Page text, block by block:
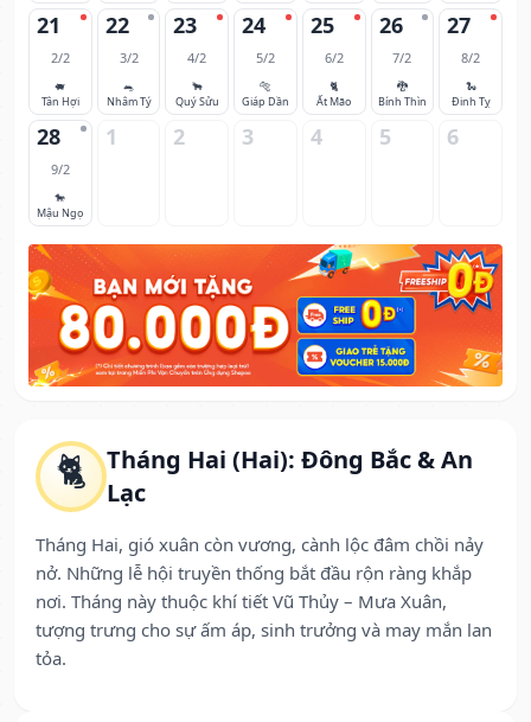
🐈
Tháng Hai (Hai): Đông Bắc & An
Lạc
Tháng Hai, gió xuân còn vương, cành lộc đâm chồi nảy
nở. Những lễ hội truyền thống bắt đầu rộn ràng khắp
nơi. Tháng này thuộc khí tiết Vũ Thủy – Mưa Xuân,
tượng trưng cho sự ấm áp, sinh trưởng và may mắn lan
tỏa.
21
2/2
🐖
Tân Hợi
22
3/2
🐀
Nhâm Tý
23
4/2
🐂
Quý Sửu
24
5/2
🐅
Giáp Dần
25
6/2
🐈
Ất Mão
26
7/2
🐉
Bính Thìn
27
8/2
🐍
Đinh Tỵ
28
9/2
🐎
Mậu Ngọ
1 2 3 4 5 6